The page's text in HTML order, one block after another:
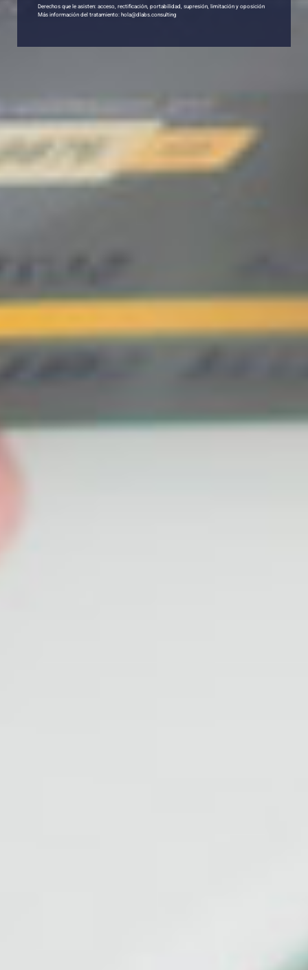
Derechos que le asisten: acceso, rectificación, portabilidad, supresión, limitación y oposición
Más información del tratamiento: hola@dlabs.consulting